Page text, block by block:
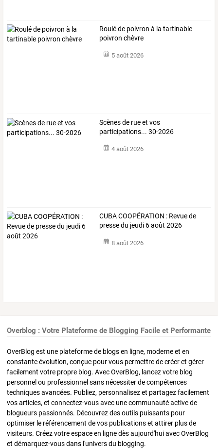
Roulé de poivron à la tartinable
poivron chèvre
5 août 2026
Scènes de rue et vos
participations... 30-2026
4 août 2026
CUBA COOPÉRATION : Revue de
presse du jeudi 6 août 2026
8 août 2026
Overblog : Votre Plateforme de Blogging Facile et Performante
OverBlog est une plateforme de blogs en ligne, moderne et en
constante évolution, conçue pour vous permettre de créer et gérer
facilement votre propre blog. Avec OverBlog, lancez votre blog
personnel ou professionnel sans nécessiter de compétences
techniques avancées. Publiez, personnalisez et partagez facilement
vos articles, et connectez-vous avec une communauté active de
blogueurs passionnés. Découvrez des outils puissants pour
optimiser le référencement de vos publications et attirer plus de
visiteurs. Créez votre espace en ligne dès aujourd'hui avec OverBlog
et démarquez-vous dans l'univers du blogging.